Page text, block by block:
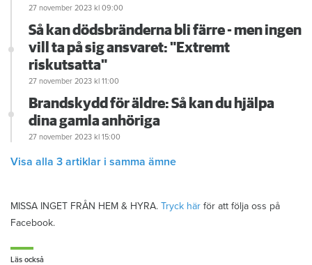
27 november 2023 kl 09:00
Så kan dödsbränderna bli färre - men ingen
vill ta på sig ansvaret: "Extremt
riskutsatta"
27 november 2023 kl 11:00
Brandskydd för äldre: Så kan du hjälpa
dina gamla anhöriga
27 november 2023 kl 15:00
Visa alla 3 artiklar i samma ämne
MISSA INGET FRÅN HEM & HYRA. Tryck här för att följa oss på
Facebook.
Läs också